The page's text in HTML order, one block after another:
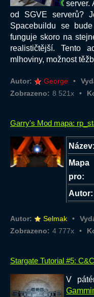
server.
od SGVE serverů?
Spacebuildu se
funguje skoro na
realističtější. Tento
mlhoviny, možnost
Autor: George
Zobrazeno: 8 521x
Garry's Mod mapa:
Název:
Mapa
pro:
Autor:
Autor: Selmak
Zobrazeno: 4 777x
Stargate Tutorial #5:
V